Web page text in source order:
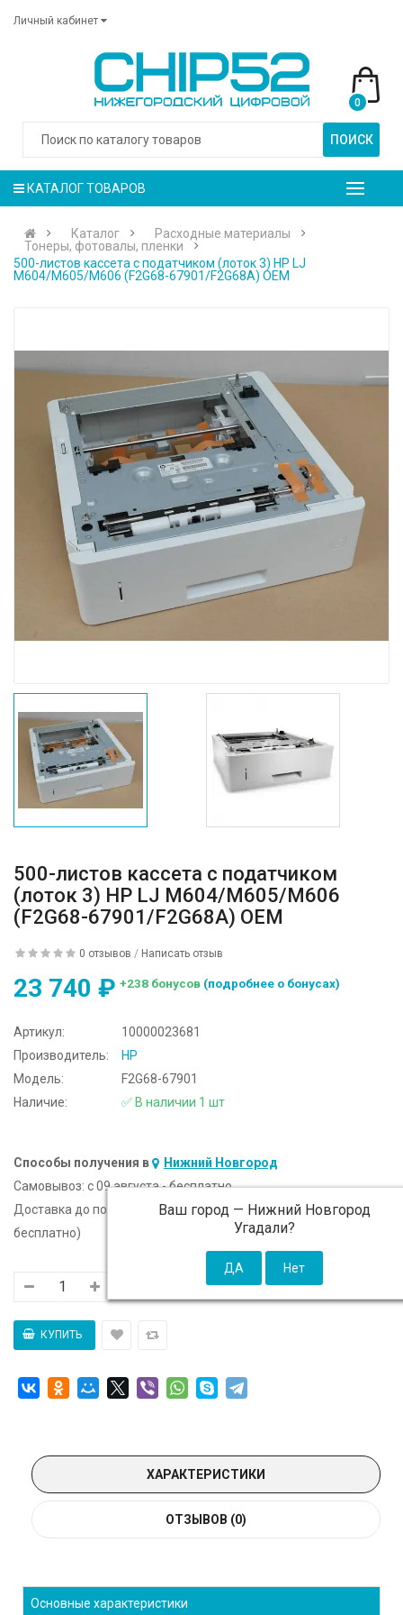
Личный кабинет
ПОИСК
0
КАТАЛОГ ТОВАРОВ
Каталог
Расходные материалы
Тонеры, фотовалы, пленки
500-листов кассета с податчиком (лоток 3) HP LJ
M604/M605/M606 (F2G68-67901/F2G68A) OEM
500-листов кассета с податчиком
(лоток 3) HP LJ M604/M605/M606
(F2G68-67901/F2G68A) OEM
0 отзывов / Написать отзыв
23 740 ₽ +238 бонусов (подробнее о бонусах)
Артикул:
10000023681
Производитель:
HP
Модель:
F2G68-67901
Наличие:
✅ В наличии 1 шт
Способы получения в Нижний Новгород
Ваш город — Нижний Новгород
Угадали?
Самовывоз: c 09 августа - бесплатно
Доставка до подъезда:
c 09 августа - 300 ₽ (от 5 000 ₽
бесплатно)
ХАРАКТЕРИСТИКИ
ОТЗЫВОВ (0)
Основные характеристики